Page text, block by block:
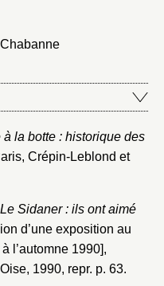
la botte : historique des
Crépin-Leblond et
Sidaner : ils ont aimé
d’une exposition au
l’automne 1990],
1990, repr. p. 63.
Cliquez ici